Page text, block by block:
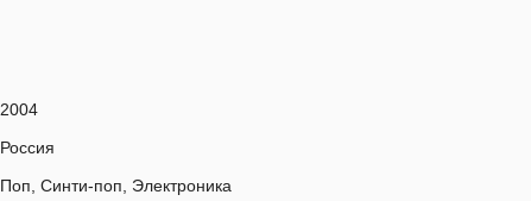
2004
Россия
Поп, Синти-поп, Электроника